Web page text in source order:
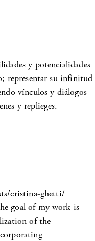
y potencialidades
representar su infinitud
vínculos y diálogos
y replieges.
cristina-ghetti/
goal of my work is
of the